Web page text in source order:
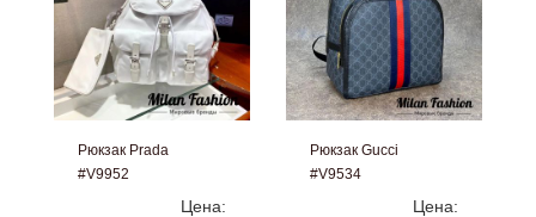
Рюкзак Prada
#V9952
Цена:
Рюкзак Gucci
#V9534
Цена: